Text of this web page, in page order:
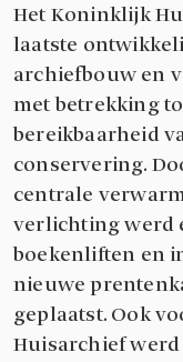
Het Koninklijk
laatste
archiefbouw en
met betrekking
bereikbaarheid
conservering.
centrale
verlichting werd
boekenliften en
nieuwe
geplaatst. Ook
Huisarchief